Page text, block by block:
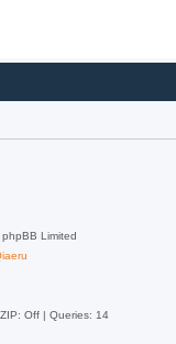
Limited
Off | Queries: 14